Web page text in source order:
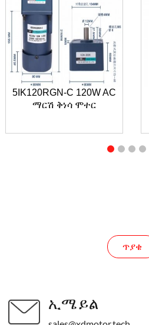
5IK120RGN-C 120W AC
ማርሽ ቅነሳ ሞተር
ጥያቄ
ኢሜይል